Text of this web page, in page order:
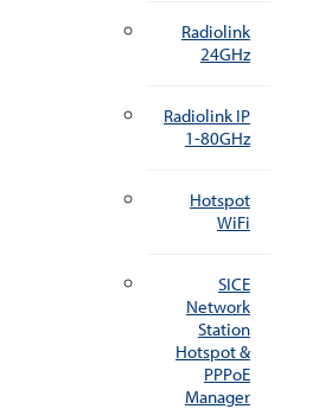
Radiolink
24GHz
Radiolink IP
1-80GHz
Hotspot
WiFi
SICE
Network
Station
Hotspot &
PPPoE
Manager